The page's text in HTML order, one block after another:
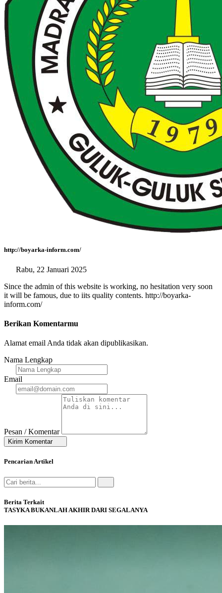
http://boyarka-inform.com/
Rabu, 22 Januari 2025
Since the admin of this website is working, no hesitation very soon
it will be famous, due to iits quality contents. http://boyarka-
inform.com/
Berikan Komentarmu
Alamat email Anda tidak akan dipublikasikan.
Nama Lengkap
Email
Pesan / Komentar
Kirim Komentar
Pencarian Artikel
Berita Terkait
TASYKA BUKANLAH AKHIR DARI SEGALANYA